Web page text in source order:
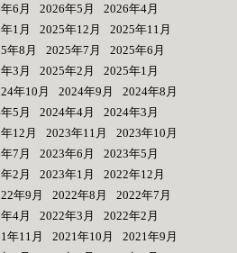
6月 2026年5月
2026年4月
1月 2025年12月
2025年11月
年8月 2025年7月
2025年6月
3月 2025年2月
2025年1月
年10月 2024年9月
2024年8月
5月 2024年4月
2024年3月
12月 2023年11月
2023年10月
7月 2023年6月
2023年5月
2月 2023年1月
2022年12月
年9月 2022年8月
2022年7月
4月 2022年3月
2022年2月
年11月 2021年10月
2021年9月